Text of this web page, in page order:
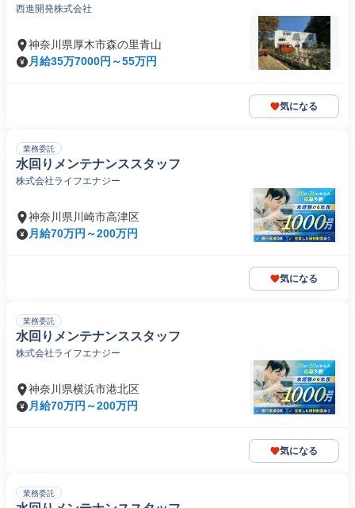
西進開発株式会社
神奈川県厚木市森の里青山
月給35万7000円～55万円
気になる
業務委託
水回りメンテナンススタッフ
株式会社ライフエナジー
神奈川県川崎市高津区
月給70万円～200万円
気になる
業務委託
水回りメンテナンススタッフ
株式会社ライフエナジー
神奈川県横浜市港北区
月給70万円～200万円
気になる
業務委託